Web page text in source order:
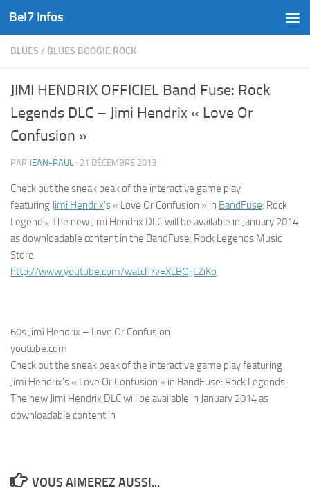
Skip to content
Bel7 Infos
BLUES / BLUES BOOGIE ROCK
JIMI HENDRIX OFFICIEL Band Fuse: Rock
Legends DLC – Jimi Hendrix « Love Or
Confusion »
PAR JEAN-PAUL · 21 DÉCEMBRE 2013
Check out the sneak peak of the interactive game play
featuring Jimi Hendrix‘s « Love Or Confusion » in BandFuse: Rock
Legends. The new Jimi Hendrix DLC will be available in January 2014
as downloadable content in the BandFuse: Rock Legends Music
Store.
http://www.youtube.com/watch?v=XLBOjjLZiKo
60s Jimi Hendrix – Love Or Confusion
youtube.com
Check out the sneak peak of the interactive game play featuring
Jimi Hendrix’s « Love Or Confusion » in BandFuse: Rock Legends.
The new Jimi Hendrix DLC will be available in January 2014 as
downloadable content in
VOUS AIMEREZ AUSSI...